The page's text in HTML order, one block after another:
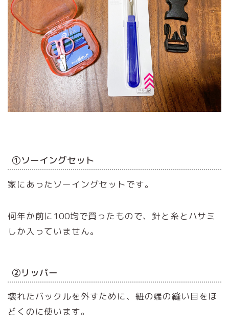
①ソーイングセット
家にあったソーイングセットです。
何年か前に100均で買ったもので、針と糸とハサミ
しか入っていません。
②リッパー
壊れたバックルを外すために、紐の端の縫い目をほ
どくのに使います。